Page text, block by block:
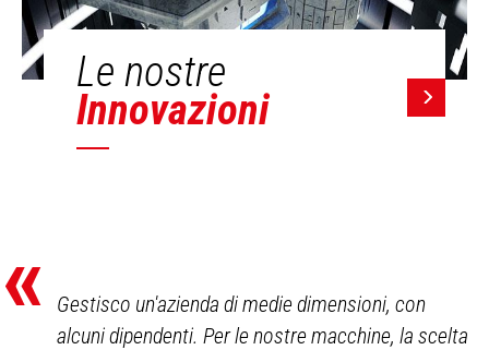
Le nostre
Innovazioni
«
Gestisco un'azienda di medie dimensioni, con
alcuni dipendenti. Per le nostre macchine, la scelta